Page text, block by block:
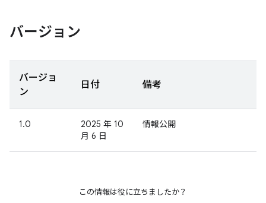
バージョン
バージョ
ン
日付 備考
1.0
2025 年 10
月 6 日
情報公開
この情報は役に立ちましたか？